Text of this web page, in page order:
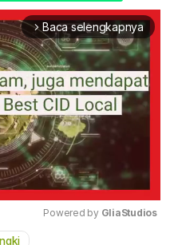
arrow_forward_ios Baca selengkapnya
Powered by GliaStudios